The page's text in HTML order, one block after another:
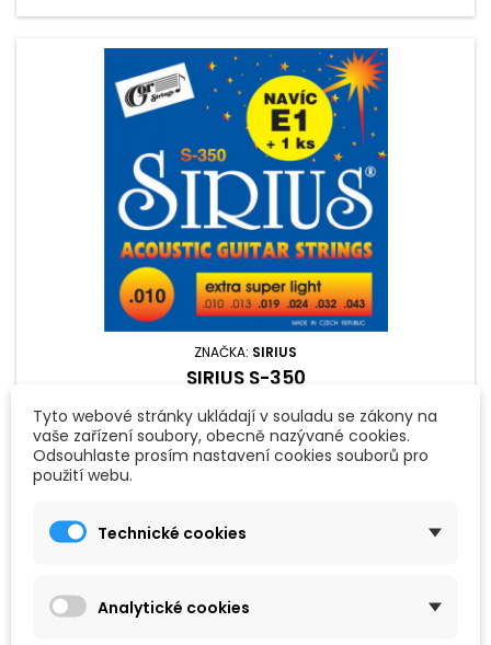
ZNAČKA: SIRIUS
SIRIUS S-350
Sada šesti strun pro akustickou kytaru; tvrdost strun: .010";
navíc 1ks struny E1.
Tyto webové stránky ukládají v souladu se zákony na
vaše zařízení soubory, obecně nazývané cookies.
Odsouhlaste prosím nastavení cookies souborů pro
použití webu.
Technické cookies
Analytické cookies